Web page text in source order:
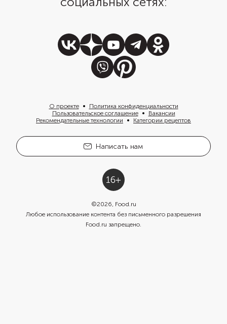
О проекте
Политика конфиденциальности
Пользовательское соглашение
Вакансии
Рекомендательные технологии
Категории рецептов
Написать нам
©2026, Food.ru
Любое использование контента без письменного разрешения
Food.ru запрещено.